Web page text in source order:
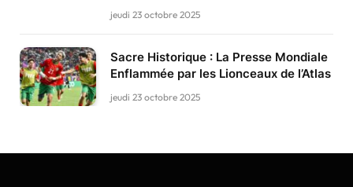
jeudi 23 octobre 2025
Sacre Historique : La Presse Mondiale
Enflammée par les Lionceaux de l’Atlas
jeudi 23 octobre 2025